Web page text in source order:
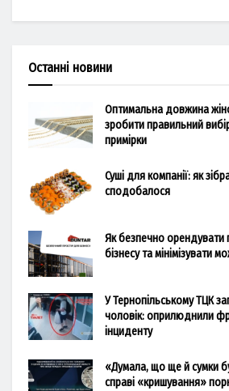
Останні новини
Оптимальна довжина
зробити правильний
примірки
Суші для компанії: як
сподобалося
Як безпечно орендувати
бізнесу та мінімізувати
У Тернопільському ТЦК
чоловік: оприлюднили
інциденту
«Думала, що ще й сумки
справі «кришування»